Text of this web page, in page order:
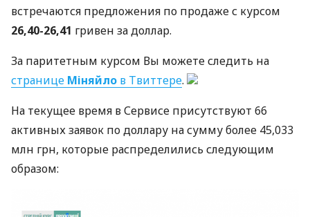
встречаются предложения по продаже с курсом
26,40-26,41 гривен за доллар.
За паритетным курсом Вы можете следить на
странице Міняйло в Твиттере.
На текущее время в Сервисе присутствуют 66
активных заявок по доллару на сумму более 45,033
млн грн, которые распределились следующим
образом: